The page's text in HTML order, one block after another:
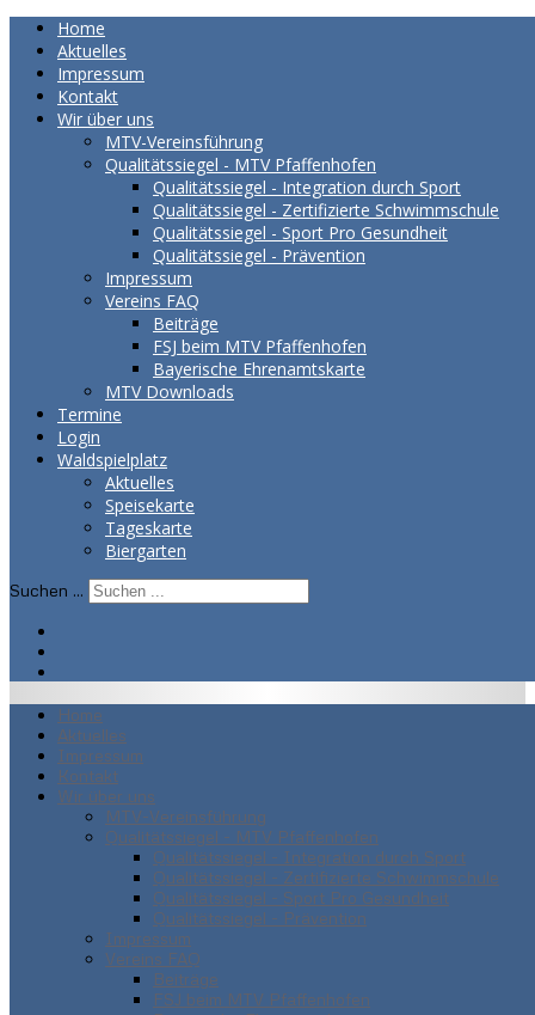
Home
Aktuelles
Impressum
Kontakt
Wir über uns
MTV-Vereinsführung
Qualitätssiegel - MTV Pfaffenhofen
Qualitätssiegel - Integration durch Sport
Qualitätssiegel - Zertifizierte Schwimmschule
Qualitätssiegel - Sport Pro Gesundheit
Qualitätssiegel - Prävention
Impressum
Vereins FAQ
Beiträge
FSJ beim MTV Pfaffenhofen
Bayerische Ehrenamtskarte
MTV Downloads
Termine
Login
Waldspielplatz
Aktuelles
Speisekarte
Tageskarte
Biergarten
Suchen ...
Home
Aktuelles
Impressum
Kontakt
Wir über uns
MTV-Vereinsführung
Qualitätssiegel - MTV Pfaffenhofen
Qualitätssiegel - Integration durch Sport
Qualitätssiegel - Zertifizierte Schwimmschule
Qualitätssiegel - Sport Pro Gesundheit
Qualitätssiegel - Prävention
Impressum
Vereins FAQ
Beiträge
FSJ beim MTV Pfaffenhofen